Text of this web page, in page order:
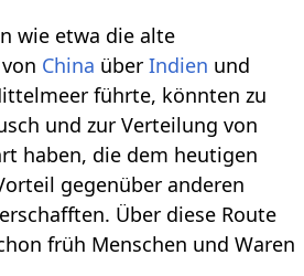
wie etwa die alte
China überIndien und
führte, könnten zu
und zur Verteilung von
haben, die dem heutigen
gegenüber anderen
Über diese Route
früh Menschen und Waren